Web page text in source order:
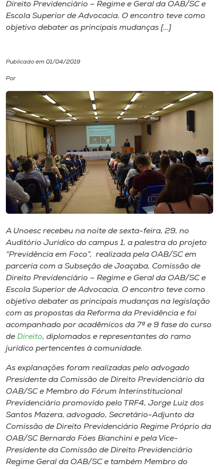
I.nova
Cultura
CPA
Biblioteca
Editora
Rádio
Museu
Unoesc
Store
Selecione
o idioma
A+
Direito Previdenciário – Regime e Geral da OAB/SC e
Escola Superior de Advocacia. O encontro teve como
objetivo debater as principais mudanças […]
Publicado em 01/04/2019
Por
A Unoesc recebeu na noite de sexta-feira, 29, no
Auditório Jurídico do campus 1, a palestra do projeto
“Previdência em Foco”, realizada pela OAB/SC em
parceria com a Subseção de Joaçaba, Comissão de
Direito Previdenciário – Regime e Geral da OAB/SC e
Escola Superior de Advocacia. O encontro teve como
objetivo debater as principais mudanças na legislação
com as propostas da Reforma da Previdência e foi
acompanhado por acadêmicos da 7ª e 9 fase do curso
de Direito, diplomados e representantes do ramo
jurídico pertencentes à comunidade.
As explanações foram realizadas pelo advogado
Presidente da Comissão de Direito Previdenciário da
OAB/SC e Membro do Fórum Interinstitucional
Previdenciário promovido pelo TRF4, Jorge Luiz dos
Santos Mazera, advogado, Secretário-Adjunto da
Comissão de Direito Previdenciário Regime Próprio da
OAB/SC Bernardo Fóes Bianchini e pela Vice-
Presidente da Comissão de Direito Previdenciário
Regime Geral da OAB/SC e também Membro do